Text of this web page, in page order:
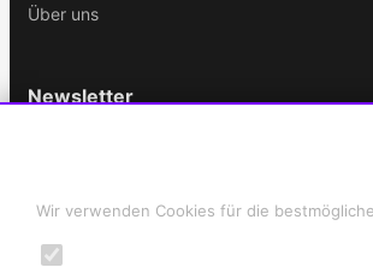
Über uns
Newsletter
E-
Wir verwenden Cookies für die